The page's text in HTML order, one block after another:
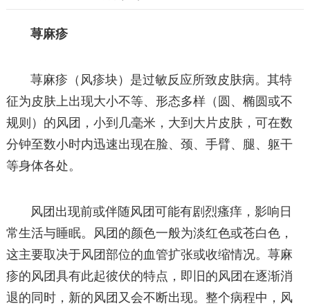
荨麻疹
荨麻疹（风疹块）是过敏反应所致皮肤病。其特
征为皮肤上出现大小不等、形态多样（圆、椭圆或不
规则）的风团，小到几毫米，大到大片皮肤，可在数
分钟至数小时内迅速出现在脸、颈、手臂、腿、躯干
等身体各处。
风团出现前或伴随风团可能有剧烈瘙痒，影响日
常生活与睡眠。风团的颜色一般为淡红色或苍白色，
这主要取决于风团部位的血管扩张或收缩情况。荨麻
疹的风团具有此起彼伏的特点，即旧的风团在逐渐消
退的同时，新的风团又会不断出现。整个病程中，风